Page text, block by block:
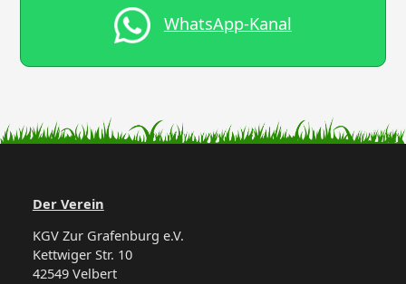
WhatsApp-Kanal
Der Verein
KGV Zur Grafenburg e.V.
Kettwiger Str. 10
42549 Velbert